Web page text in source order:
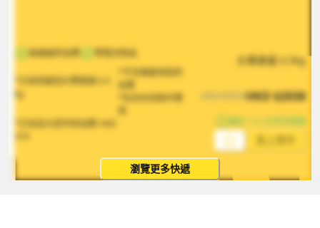
無偏遠附加費 帶電池物品
*已採用最低計費重量
kg
*已包括大型件附加費
HKD
*不含偏遠地區附
加費
*包含本地取件費
計費重量 0.5kg
3057HKD$2038
預計 1-5 工作日到達
瀏覽更多快遞